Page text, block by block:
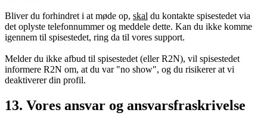
Bliver du forhindret i at møde op, skal du kontakte spisestedet via
det oplyste telefonnummer og meddele dette. Kan du ikke komme
igennem til spisestedet, ring da til vores support.
Melder du ikke afbud til spisestedet (eller R2N), vil spisestedet
informere R2N om, at du var "no show", og du risikerer at vi
deaktiverer din profil.
13. Vores ansvar og ansvarsfraskrivelse